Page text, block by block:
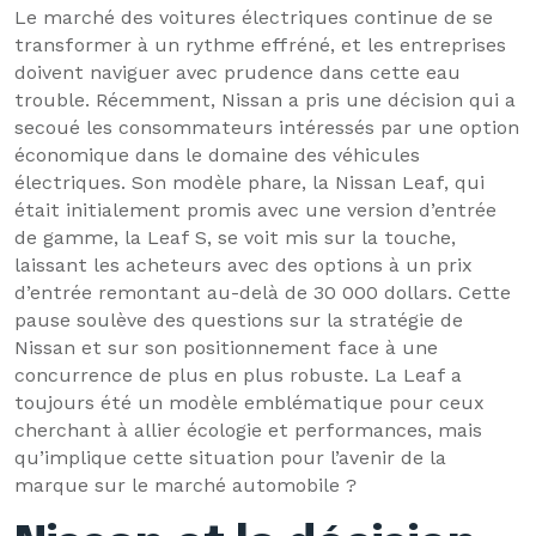
Le marché des voitures électriques continue de se
transformer à un rythme effréné, et les entreprises
doivent naviguer avec prudence dans cette eau
trouble. Récemment, Nissan a pris une décision qui a
secoué les consommateurs intéressés par une option
économique dans le domaine des véhicules
électriques. Son modèle phare, la Nissan Leaf, qui
était initialement promis avec une version d’entrée
de gamme, la Leaf S, se voit mis sur la touche,
laissant les acheteurs avec des options à un prix
d’entrée remontant au-delà de 30 000 dollars. Cette
pause soulève des questions sur la stratégie de
Nissan et sur son positionnement face à une
concurrence de plus en plus robuste. La Leaf a
toujours été un modèle emblématique pour ceux
cherchant à allier écologie et performances, mais
qu’implique cette situation pour l’avenir de la
marque sur le marché automobile ?